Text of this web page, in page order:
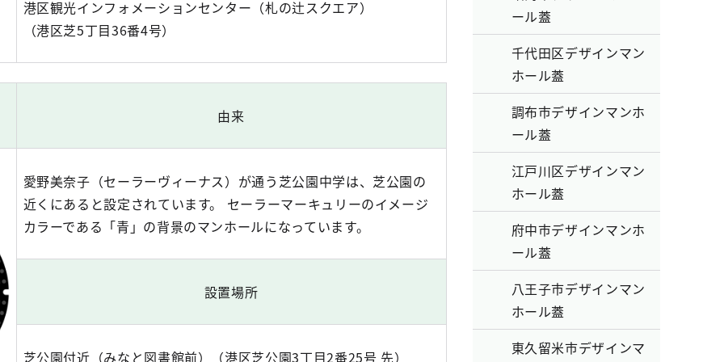
港区観光インフォメーションセンター（札の辻スクエア）
（港区芝5丁目36番4号）
由来
愛野美奈子（セーラーヴィーナス）が通う芝公園中学は、芝公園の
近くにあると設定されています。 セーラーマーキュリーのイメージ
カラーである「青」の背景のマンホールになっています。
設置場所
芝公園付近（みなと図書館前）（港区芝公園3丁目2番25号 先）
ール蓋
千代田区デザインマン
ホール蓋
調布市デザインマンホ
ール蓋
江戸川区デザインマン
ホール蓋
府中市デザインマンホ
ール蓋
八王子市デザインマン
ホール蓋
東久留米市デザインマ